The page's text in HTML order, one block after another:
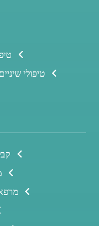
טיפולי